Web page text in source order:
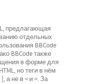
предлагающая
отдельных
BBCode
BBCode также
в форме для
но теги в нём
а не в < и >. За